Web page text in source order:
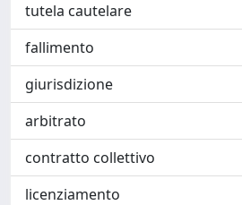
tutela cautelare
fallimento
giurisdizione
arbitrato
contratto collettivo
licenziamento